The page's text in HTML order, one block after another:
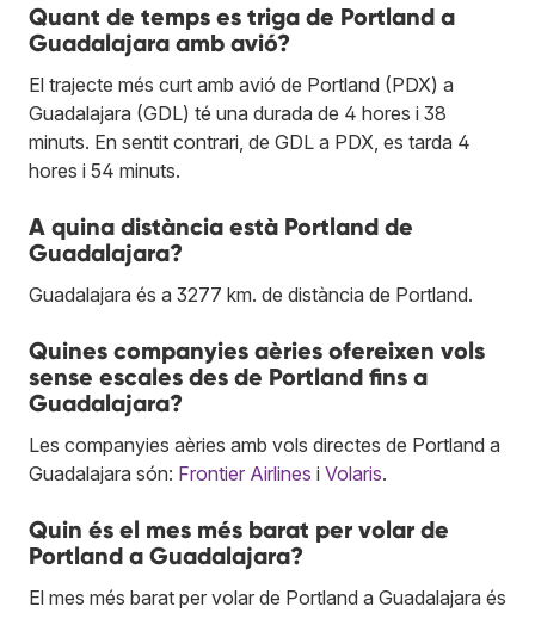
Quant de temps es triga de Portland a
Guadalajara amb avió?
El trajecte més curt amb avió de Portland (PDX) a
Guadalajara (GDL) té una durada de 4 hores i 38
minuts. En sentit contrari, de GDL a PDX, es tarda 4
hores i 54 minuts.
A quina distància està Portland de
Guadalajara?
Guadalajara és a 3277 km. de distància de Portland.
Quines companyies aèries ofereixen vols
sense escales des de Portland fins a
Guadalajara?
Les companyies aèries amb vols directes de Portland a
Guadalajara són: Frontier Airlines i Volaris.
Quin és el mes més barat per volar de
Portland a Guadalajara?
El mes més barat per volar de Portland a Guadalajara és